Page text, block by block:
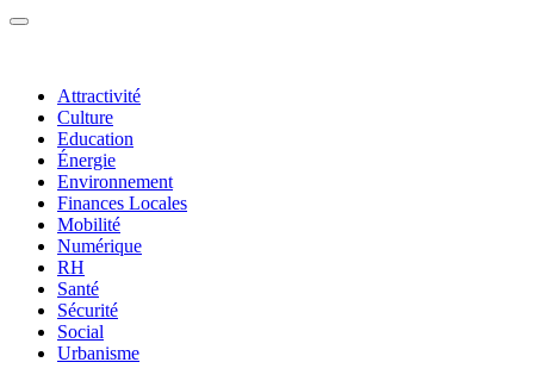
Attractivité
Culture
Education
Énergie
Environnement
Finances Locales
Mobilité
Numérique
RH
Santé
Sécurité
Social
Urbanisme